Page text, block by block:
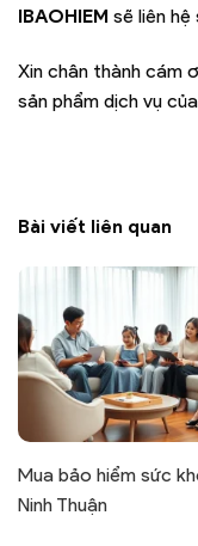
IBAOHIEM sẽ liên
Xin chân thành cám
sản phẩm dịch vụ
Bài viết liên quan
Mua bảo hiểm sức
Ninh Thuận